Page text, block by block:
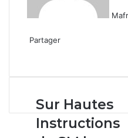
Partager
email
Sur
Hautes
Instructions
Sur Hautes
Instructions